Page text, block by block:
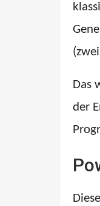
Das
der